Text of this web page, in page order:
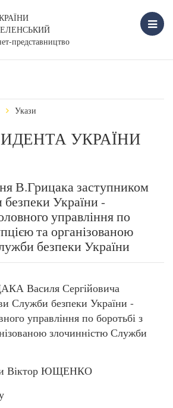
представництво
Укази
УКРАЇНИ
В.Грицака заступником
України -
управління по
та організованою
безпеки України
Василя Сергійовича
Служби безпеки України -
управління по боротьбі з
злочинністю Служби
Віктор ЮЩЕНКО